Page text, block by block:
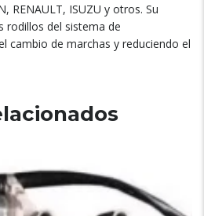
RENAULT, ISUZU y otros. Su
rodillos del sistema de
cambio de marchas y reduciendo el